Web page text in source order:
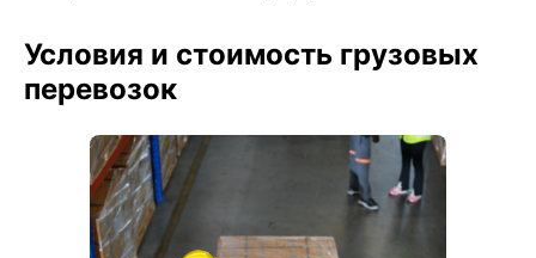
Условия и стоимость грузовых
перевозок